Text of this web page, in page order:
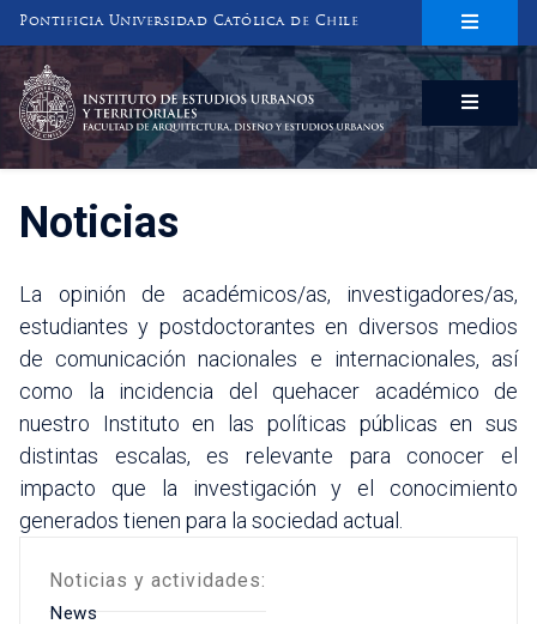
Pontificia Universidad Católica de Chile
INSTITUTO DE ESTUDIOS URBANOS
Y TERRITORIALES
FACULTAD DE ARQUITECTURA, DISEÑO Y ESTUDIOS URBANOS
Noticias
La opinión de académicos/as, investigadores/as,
estudiantes y postdoctorantes en diversos medios
de comunicación nacionales e internacionales, así
como la incidencia del quehacer académico de
nuestro Instituto en las políticas públicas en sus
distintas escalas, es relevante para conocer el
impacto que la investigación y el conocimiento
generados tienen para la sociedad actual.
Noticias y actividades:
News